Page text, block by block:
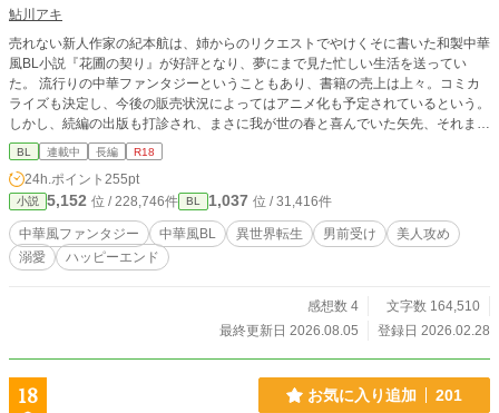
鮎川アキ
売れない新人作家の紀本航は、姉からのリクエストでやけくそに書いた和製中華
風BL小説『花圃の契り』が好評となり、夢にまで見た忙しい生活を送ってい
た。 流行りの中華ファンタジーということもあり、書籍の売上は上々。コミカ
ライズも決定し、今後の販売状況によってはアニメ化も予定されているという。
しかし、続編の出版も打診され、まさに我が世の春と喜んでいた矢先、それまで
の過労が祟って命を落としてしまった。享年は三十二歳。 ――その後、新たな
命として転生した先は、なぜか自作品『花圃の契り』の悪役・玄狐の夏紅炫だっ
た。 青丘の狐帝の第三子であり、わずかな霊力しか持たない出来損ないの九尾
である紅炫は、五百歳を迎えた頃、唐突に紀本航という前世の記憶を思い出す。
そうして、今後訪れるだろうおのれの未来に青褪めた。 『花圃の契り』におけ
る夏紅炫は、天帝にその美貌を気に入られ、側室として天宮へ嫁いだ人物であ
る。入宮後、生みの母を亡くしたばかりだった第五皇子の養母となるよう命じら
棄。男神でも子を孕むことができるという仙桃の実を食べると、その媚態で天帝
を惑わせ息子をもうけた。狡猾な夏紅炫は、隙を見ては他の妃と皇子たちを次々
帝をも弑し、おのれの息子を践祚させ栄華を極めようとした夏紅炫だったが、鳳
凰族に命を救われ生き延びていた五皇子によって即位式の折に母子共々討たれ、
最期は悪逆の報いを受けることとなった。 一方、『花圃の契り』の主人公であ
BL 連載中 長編 R18
24h.ポイント 255pt
小説 5,152 位 / 228,746件 BL 1,037 位 / 31,416件
中華風ファンタジー 中華風BL 異世界転生 男前受け
美人攻め
溺愛
ハッピーエンド
感想数 4
文字数 164,510
最終更新日 2026.08.05
登録日 2026.02.28
18 お気に入り追加 201